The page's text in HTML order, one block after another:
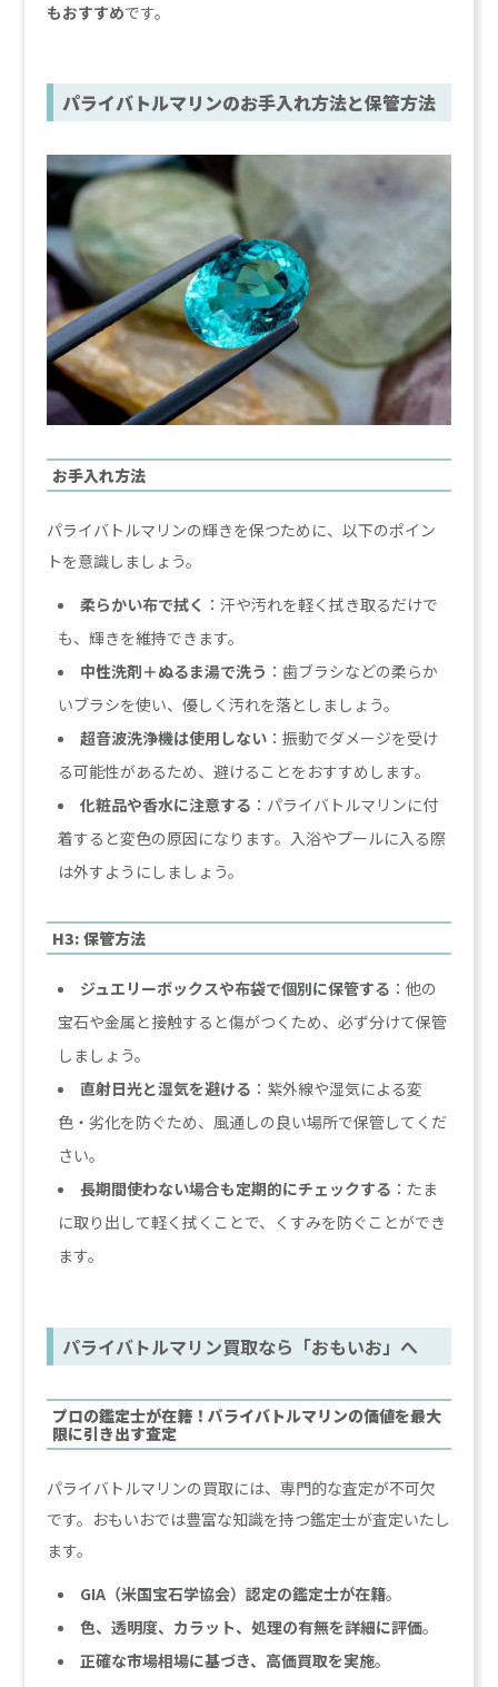
もおすすめです。
パライバトルマリンのお手入れ方法と保管方法
お手入れ方法
パライバトルマリンの輝きを保つために、以下のポイン
トを意識しましょう。
柔らかい布で拭く ：汗や汚れを軽く拭き取るだけで
も、輝きを維持できます。
中性洗剤＋ぬるま湯で洗う ：歯ブラシなどの柔らか
いブラシを使い、優しく汚れを落としましょう。
超音波洗浄機は使用しない ：振動でダメージを受け
る可能性があるため、避けることをおすすめします。
化粧品や香水に注意する ：パライバトルマリンに付
着すると変色の原因になります。入浴やプールに入る際
は外すようにしましょう。
H3: 保管方法
ジュエリーボックスや布袋で個別に保管する ：他の
宝石や金属と接触すると傷がつくため、必ず分けて保管
しましょう。
直射日光と湿気を避ける ：紫外線や湿気による変
色・劣化を防ぐため、風通しの良い場所で保管してくだ
さい。
長期間使わない場合も定期的にチェックする ：たま
に取り出して軽く拭くことで、くすみを防ぐことができ
ます。
パライバトルマリン買取なら「おもいお」へ
プロの鑑定士が在籍！パライバトルマリンの価値を最大
限に引き出す査定
パライバトルマリンの買取には、専門的な査定が不可欠
です。おもいおでは豊富な知識を持つ鑑定士が査定いたし
ます。
GIA（米国宝石学協会）認定の鑑定士が在籍。
色、透明度、カラット、処理の有無を詳細に評価。
正確な市場相場に基づき、高価買取を実施。